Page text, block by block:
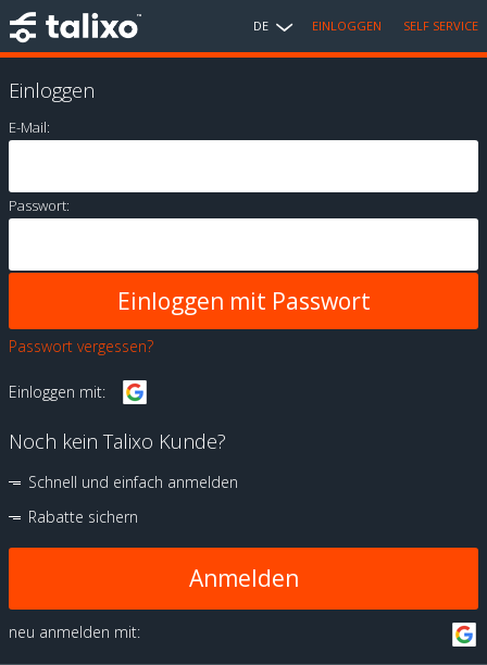
DE EINLOGGEN SELF SERVICE
Einloggen
E-Mail:
Passwort:
Passwort vergessen?
Einloggen mit:
Noch kein Talixo Kunde?
Schnell und einfach anmelden
Rabatte sichern
Anmelden
neu anmelden mit: